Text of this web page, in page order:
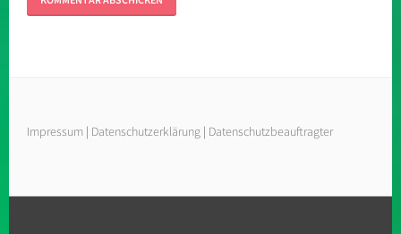
Impressum | Datenschutzerklärung | Datenschutzbeauftragter